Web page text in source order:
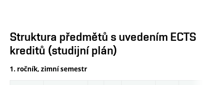
Struktura předmětů s uvedením ECTS
kreditů (studijní plán)
1. ročník, zimní semestr